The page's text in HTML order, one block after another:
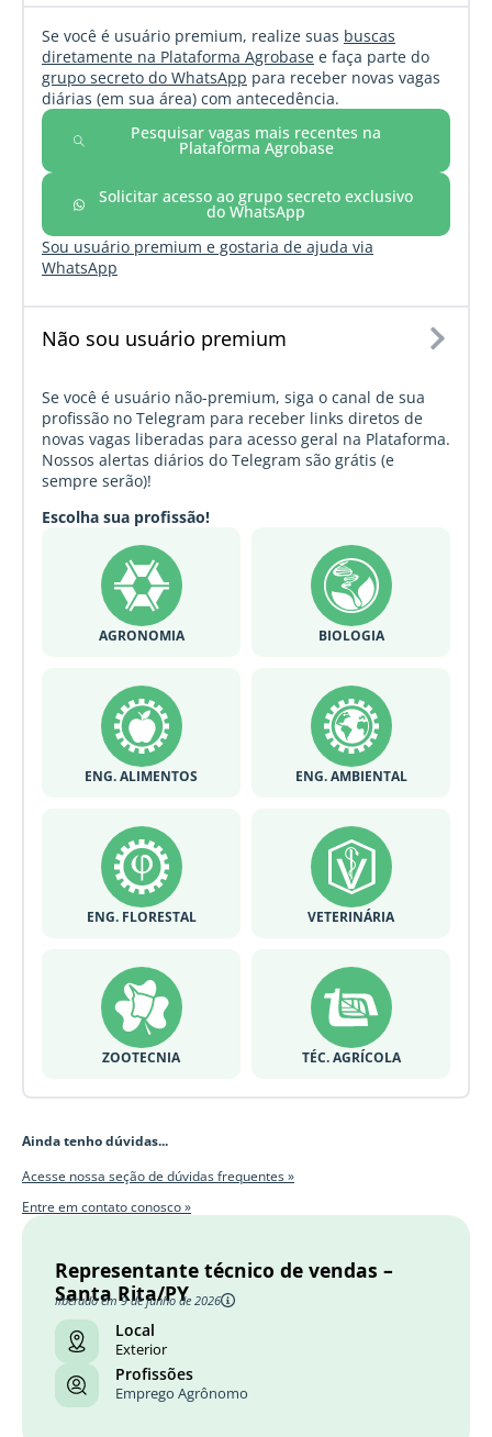
Se você é usuário premium, realize suas buscas
diretamente na Plataforma Agrobase e faça parte do
grupo secreto do WhatsApp para receber novas vagas
diárias (em sua área) com antecedência.
Pesquisar vagas mais recentes na
Plataforma Agrobase
Solicitar acesso ao grupo secreto exclusivo
do WhatsApp
Sou usuário premium e gostaria de ajuda via
WhatsApp
Não sou usuário premium
Se você é usuário não-premium, siga o canal de sua
profissão no Telegram para receber links diretos de
novas vagas liberadas para acesso geral na Plataforma.
Nossos alertas diários do Telegram são grátis (e
sempre serão)!
Escolha sua profissão!
AGRONOMIA BIOLOGIA
ENG. ALIMENTOS ENG. AMBIENTAL
ENG. FLORESTAL VETERINÁRIA
ZOOTECNIA TÉC. AGRÍCOLA
Ainda tenho dúvidas...
Acesse nossa seção de dúvidas frequentes »
Entre em contato conosco »
Representante técnico de vendas –
Santa Rita/PY
liberado em 9 de junho de 2026
Local
Exterior
Profissões
Emprego Agrônomo